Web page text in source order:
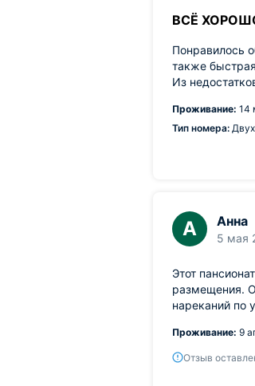
ВСЁ
Понравилось
также
Из
Проживание: 14
Тип номера:
А Анна
5 мая
Этот
размещения.
нареканий по
Проживание: 9
Отзыв